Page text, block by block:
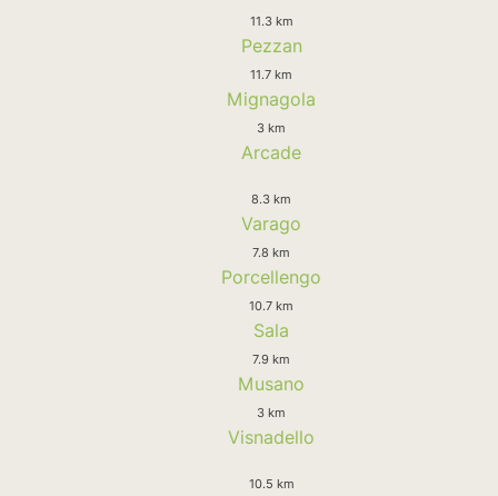
11.3 km
Pezzan
11.7 km
Mignagola
3 km
Arcade
8.3 km
Varago
7.8 km
Porcellengo
10.7 km
Sala
7.9 km
Musano
3 km
Visnadello
10.5 km